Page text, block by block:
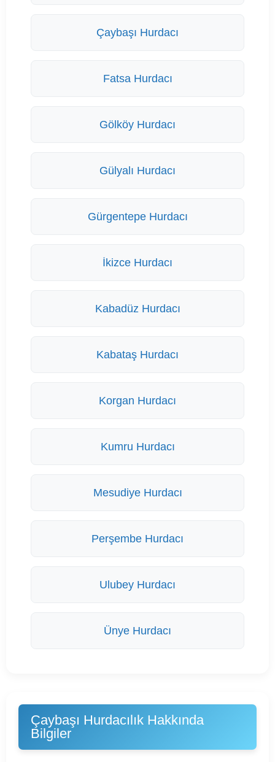
Çaybaşı Hurdacı
Fatsa Hurdacı
Gölköy Hurdacı
Gülyalı Hurdacı
Gürgentepe Hurdacı
İkizce Hurdacı
Kabadüz Hurdacı
Kabataş Hurdacı
Korgan Hurdacı
Kumru Hurdacı
Mesudiye Hurdacı
Perşembe Hurdacı
Ulubey Hurdacı
Ünye Hurdacı
Çaybaşı Hurdacılık Hakkında
Bilgiler